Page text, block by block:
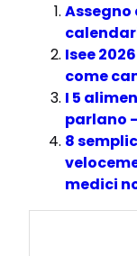
Assegno
Isee
come
I 5
parlano
8
medici